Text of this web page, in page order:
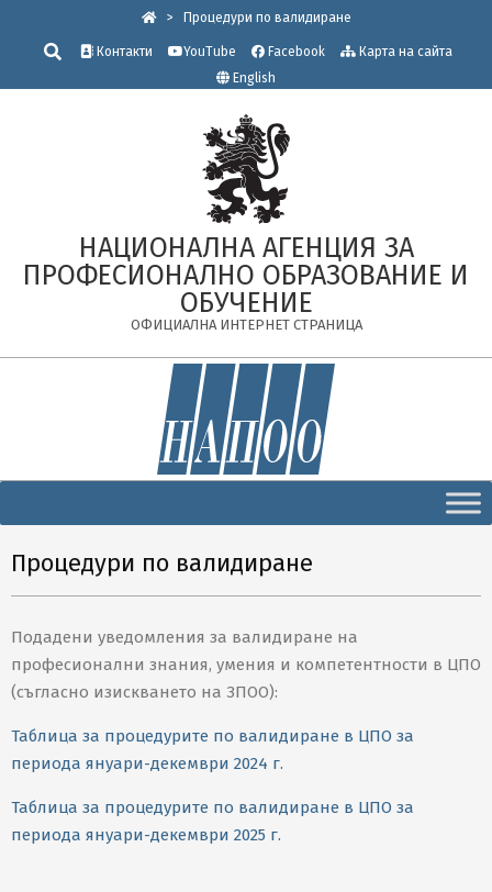
content
>
Процедури по валидиране
Търсене
Контакти YouTube Facebook
Карта на сайта
English
НАЦИОНАЛНА АГЕНЦИЯ ЗА
ПРОФЕСИОНАЛНО ОБРАЗОВАНИЕ И
ОБУЧЕНИЕ
ОФИЦИАЛНА ИНТЕРНЕТ СТРАНИЦА
Navigation
Процедури по валидиране
Подадени уведомления за валидиране на
професионални знания, умения и компетентности в ЦПО
(съгласно изискването на ЗПОО):
Таблица за процедурите по валидиране в ЦПО за
периода януари-декември 2024 г.
Таблица за процедурите по валидиране в ЦПО за
периода януари-декември 2025 г.